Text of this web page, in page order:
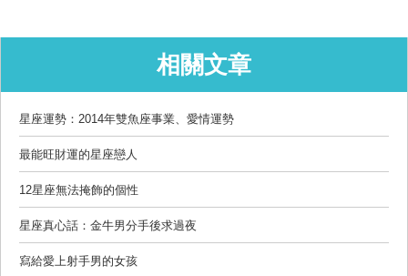
相關文章
星座運勢：2014年雙魚座事業、愛情運勢
最能旺財運的星座戀人
12星座無法掩飾的個性
星座真心話：金牛男分手後求過夜
寫給愛上射手男的女孩